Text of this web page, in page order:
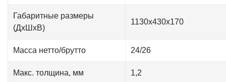
Габаритные размеры
(ДxШxВ)
1130х430х170
Масса нетто/брутто 24/26
Макс. толщина, мм 1,2